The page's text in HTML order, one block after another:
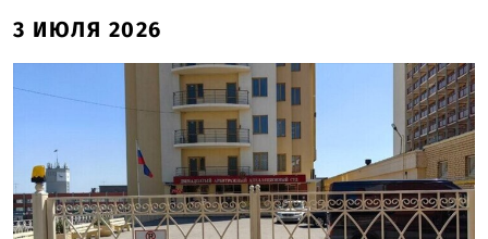
3 ИЮЛЯ 2026